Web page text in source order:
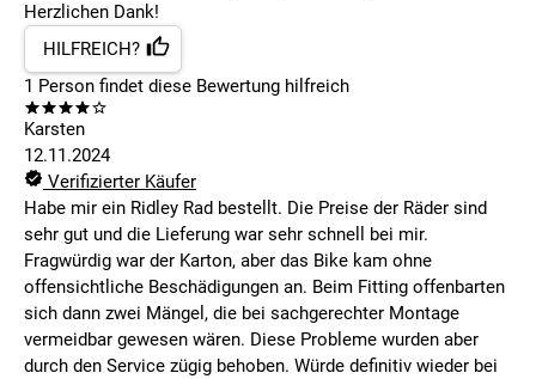
Herzlichen Dank!
HILFREICH?
1 Person findet diese Bewertung hilfreich
Karsten
12.11.2024
Verifizierter Käufer
Habe mir ein Ridley Rad bestellt. Die Preise der Räder sind
sehr gut und die Lieferung war sehr schnell bei mir.
Fragwürdig war der Karton, aber das Bike kam ohne
offensichtliche Beschädigungen an. Beim Fitting offenbarten
sich dann zwei Mängel, die bei sachgerechter Montage
vermeidbar gewesen wären. Diese Probleme wurden aber
durch den Service zügig behoben. Würde definitiv wieder bei